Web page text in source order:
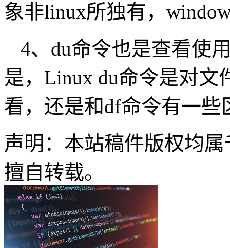
象非linux所独有，
4、du命令也是查看使
是，Linux du命令是对文
看，还是和df命令有一些
声明：本站稿件版权均
擅自转载。